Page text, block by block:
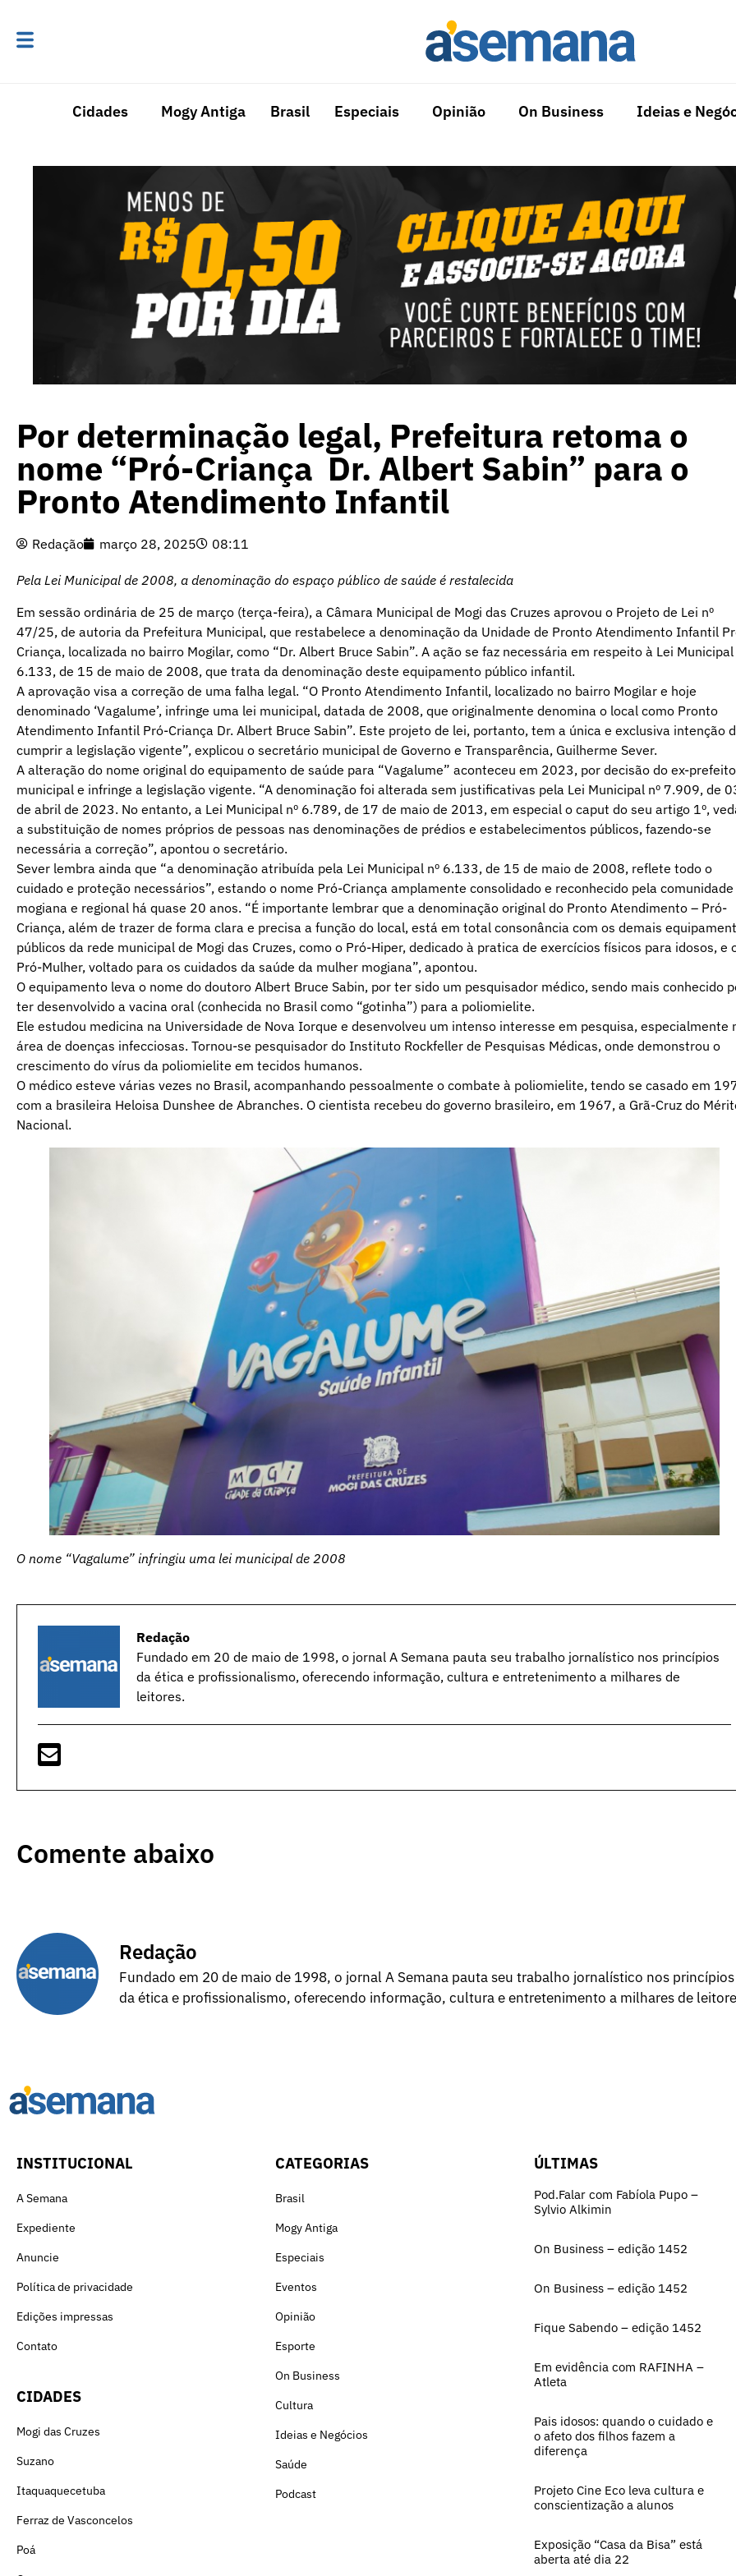
Cidades Mogy Antiga Brasil Especiais Opinião On Business Ideias e
Por determinação legal, Prefeitura retoma o
nome “Pró-Criança Dr. Albert Sabin” para o
Pronto Atendimento Infantil
Redação março 28, 2025 08:11
Pela Lei Municipal de 2008, a denominação do espaço público de saúde é restalecida
Em sessão ordinária de 25 de março (terça-feira), a Câmara Municipal de Mogi das Cruzes aprovou o Projeto de Lei nº
47/25, de autoria da Prefeitura Municipal, que restabelece a denominação da Unidade de Pronto Atendimento Infantil
Criança, localizada no bairro Mogilar, como “Dr. Albert Bruce Sabin”. A ação se faz necessária em respeito à Lei Municipal
6.133, de 15 de maio de 2008, que trata da denominação deste equipamento público infantil.
A aprovação visa a correção de uma falha legal. “O Pronto Atendimento Infantil, localizado no bairro Mogilar e hoje
denominado ‘Vagalume’, infringe uma lei municipal, datada de 2008, que originalmente denomina o local como Pronto
Atendimento Infantil Pró-Criança Dr. Albert Bruce Sabin”. Este projeto de lei, portanto, tem a única e exclusiva intenção
cumprir a legislação vigente”, explicou o secretário municipal de Governo e Transparência, Guilherme Sever.
A alteração do nome original do equipamento de saúde para “Vagalume” aconteceu em 2023, por decisão do ex-prefeito
municipal e infringe a legislação vigente. “A denominação foi alterada sem justificativas pela Lei Municipal nº 7.909, de
de abril de 2023. No entanto, a Lei Municipal nº 6.789, de 17 de maio de 2013, em especial o caput do seu artigo 1º,
a substituição de nomes próprios de pessoas nas denominações de prédios e estabelecimentos públicos, fazendo-se
necessária a correção”, apontou o secretário.
Sever lembra ainda que “a denominação atribuída pela Lei Municipal nº 6.133, de 15 de maio de 2008, reflete todo o
cuidado e proteção necessários”, estando o nome Pró-Criança amplamente consolidado e reconhecido pela comunidade
mogiana e regional há quase 20 anos. “É importante lembrar que a denominação original do Pronto Atendimento – Pró-
Criança, além de trazer de forma clara e precisa a função do local, está em total consonância com os demais
públicos da rede municipal de Mogi das Cruzes, como o Pró-Hiper, dedicado à pratica de exercícios físicos para idosos, e
Pró-Mulher, voltado para os cuidados da saúde da mulher mogiana”, apontou.
O equipamento leva o nome do doutoro Albert Bruce Sabin, por ter sido um pesquisador médico, sendo mais conhecido
ter desenvolvido a vacina oral (conhecida no Brasil como “gotinha”) para a poliomielite.
Ele estudou medicina na Universidade de Nova Iorque e desenvolveu um intenso interesse em pesquisa, especialmente
área de doenças infecciosas. Tornou-se pesquisador do Instituto Rockfeller de Pesquisas Médicas, onde demonstrou o
crescimento do vírus da poliomielite em tecidos humanos.
O médico esteve várias vezes no Brasil, acompanhando pessoalmente o combate à poliomielite, tendo se casado em
com a brasileira Heloisa Dunshee de Abranches. O cientista recebeu do governo brasileiro, em 1967, a Grã-Cruz do
Nacional.
O nome “Vagalume” infringiu uma lei municipal de 2008
Redação
Fundado em 20 de maio de 1998, o jornal A Semana pauta seu trabalho jornalístico nos princípios
da ética e profissionalismo, oferecendo informação, cultura e entretenimento a milhares de
leitores.
Comente abaixo
Redação
Fundado em 20 de maio de 1998, o jornal A Semana pauta seu trabalho jornalístico nos princípios
da ética e profissionalismo, oferecendo informação, cultura e entretenimento a milhares de
INSTITUCIONAL
A Semana
Expediente
Anuncie
Política de privacidade
Edições impressas
Contato
CIDADES
Mogi das Cruzes
Suzano
Itaquaquecetuba
Ferraz de Vasconcelos
Poá
CATEGORIAS
Brasil
Mogy Antiga
Especiais
Eventos
Opinião
Esporte
On Business
Cultura
Ideias e Negócios
Saúde
Podcast
ÚLTIMAS
Pod.Falar com Fabíola Pupo –
Sylvio Alkimin
On Business – edição 1452
On Business – edição 1452
Fique Sabendo – edição 1452
Em evidência com RAFINHA –
Atleta
Pais idosos: quando o cuidado e
o afeto dos filhos fazem a
diferença
Projeto Cine Eco leva cultura e
conscientização a alunos
Exposição “Casa da Bisa” está
aberta até dia 22